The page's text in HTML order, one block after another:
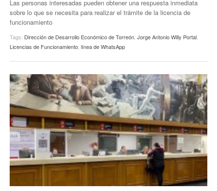
Las personas interesadas pueden obtener una respuesta inmediata
sobre lo que se necesita para realizar el trámite de la licencia de
funcionamiento
Tags: Dirección de Desarrollo Económico de Torreón, Jorge Antonio Willy Portal,
Licencias de Funcionamiento, línea de WhatsApp